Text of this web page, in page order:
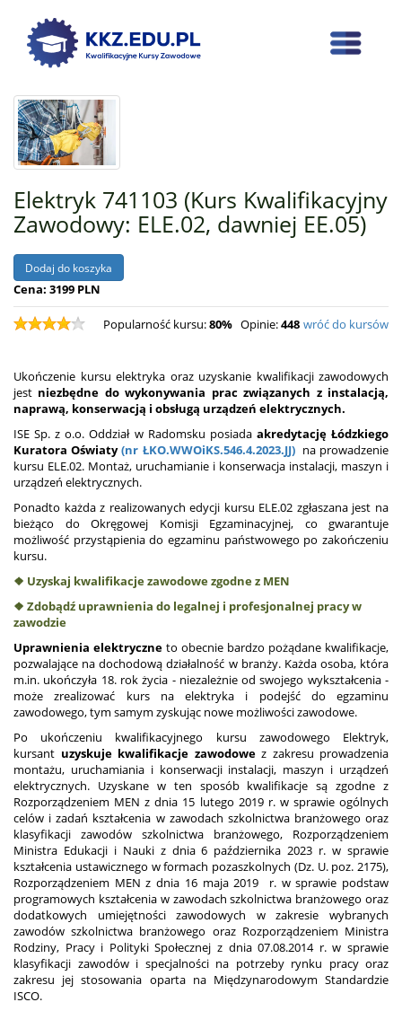
Elektryk 741103 (Kurs Kwalifikacyjny
Zawodowy: ELE.02, dawniej EE.05)
Cena: 3199 PLN
Popularność kursu:80% Opinie:448 wróć do kursów
Ukończenie kursu elektryka oraz uzyskanie kwalifikacji zawodowych
jest niezbędne do wykonywania prac związanych z instalacją,
naprawą, konserwacją i obsługą urządzeń elektrycznych.
ISE Sp. z o.o. Oddział w Radomsku posiada akredytację Łódzkiego
Kuratora Oświaty(nr ŁKO.WWOiKS.546.4.2023.JJ) na prowadzenie
kursu ELE.02. Montaż, uruchamianie i konserwacja instalacji, maszyn i
urządzeń elektrycznych.
Ponadto każda z realizowanych edycji kursu ELE.02 zgłaszana jest na
bieżąco do Okręgowej Komisji Egzaminacyjnej, co gwarantuje
możliwość przystąpienia do egzaminu państwowego po zakończeniu
kursu.
❖ Uzyskaj kwalifikacje zawodowe zgodne z MEN
❖ Zdobądź uprawnienia do legalnej i profesjonalnej pracy w
zawodzie
Uprawnienia elektryczne to obecnie bardzo pożądane kwalifikacje,
pozwalające na dochodową działalność w branży. Każda osoba, która
m.in. ukończyła 18. rok życia - niezależnie od swojego wykształcenia -
może zrealizować kurs na elektryka i podejść do egzaminu
zawodowego, tym samym zyskując nowe możliwości zawodowe.
Po ukończeniu kwalifikacyjnego kursu zawodowego Elektryk,
kursant uzyskuje kwalifikacje zawodowe z zakresu prowadzenia
montażu, uruchamiania i konserwacji instalacji, maszyn i urządzeń
elektrycznych. Uzyskane w ten sposób kwalifikacje są zgodne z
Rozporządzeniem MEN z dnia 15 lutego 2019 r. w sprawie ogólnych
celów i zadań kształcenia w zawodach szkolnictwa branżowego oraz
klasyfikacji zawodów szkolnictwa branżowego, Rozporządzeniem
Ministra Edukacji i Nauki z dnia 6 października 2023 r. w sprawie
kształcenia ustawicznego w formach pozaszkolnych (Dz. U. poz. 2175),
Rozporządzeniem MEN z dnia 16 maja 2019 r. w sprawie podstaw
programowych kształcenia w zawodach szkolnictwa branżowego oraz
dodatkowych umiejętności zawodowych w zakresie wybranych
zawodów szkolnictwa branżowego oraz Rozporządzeniem Ministra
Rodziny, Pracy i Polityki Społecznej z dnia 07.08.2014 r. w sprawie
klasyfikacji zawodów i specjalności na potrzeby rynku pracy oraz
zakresu jej stosowania oparta na Międzynarodowym Standardzie
ISCO.